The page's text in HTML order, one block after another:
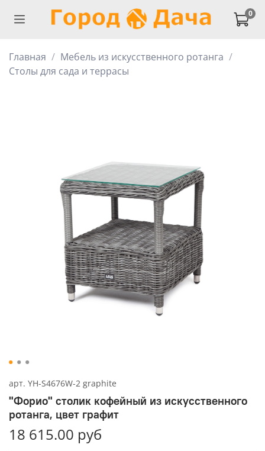
0
Главная
Мебель из искусственного ротанга
Столы для сада и террасы
арт. YH-S4676W-2 graphite
"Форио" столик кофейный из искусственного
ротанга, цвет графит
18 615.00 руб